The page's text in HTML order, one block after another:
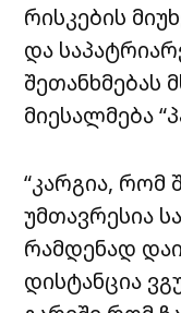
რისკების
და
შეთანხმებას
მიესალმება
“კარგია, რომ
უმთავრესია
რამდენად
დისტანცია